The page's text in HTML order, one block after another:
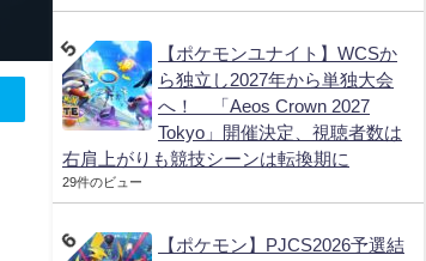
【ポケモンユナイト】WCSか
ら独立し2027年から単独大会
へ！ 「Aeos Crown 2027
Tokyo」開催決定、視聴者数は
右肩上がりも競技シーンは転換期に
29件のビュー
【ポケモン】PJCS2026予選結